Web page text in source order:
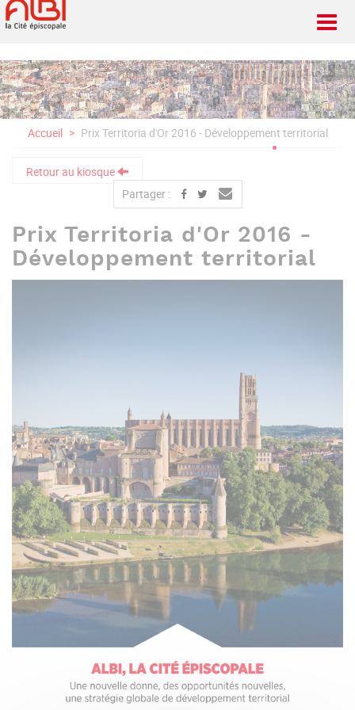
Aller
au
Accueil Prix Territoria d'Or 2016 - Développement territorial
Retour au kiosque
Partager :
Prix Territoria d'Or 2016 -
Développement territorial